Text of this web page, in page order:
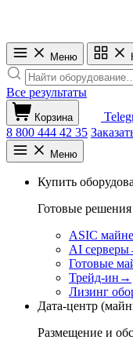
Меню
Все результаты
Корзина
8 800 444 42 35
Меню
Купить
Готовые
ASIC
AI серверы
Готовые
Трейд-ин →
Лизинг
Дата-центр
Размещение и